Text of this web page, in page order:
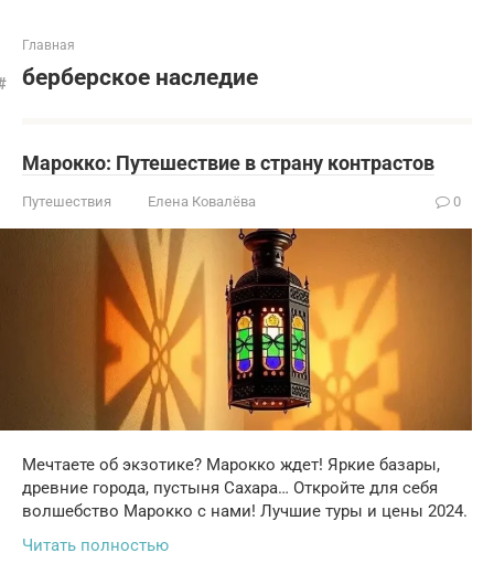
Главная
берберское наследие
Марокко: Путешествие в страну контрастов
Путешествия Елена Ковалёва 0
Мечтаете об экзотике? Марокко ждет! Яркие базары,
древние города, пустыня Сахара… Откройте для себя
волшебство Марокко с нами! Лучшие туры и цены 2024.
Читать полностью